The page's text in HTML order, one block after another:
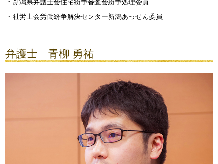
新潟県弁護士会住宅紛争審査会紛争処理委員
社労士会労働紛争解決センター新潟あっせん委員
弁護士 青柳 勇祐